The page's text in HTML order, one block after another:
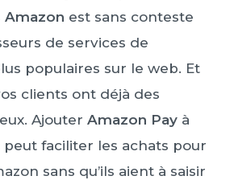
Amazon est sans conteste
de services de
populaires sur le web. Et
clients ont déjà des
Ajouter Amazon Payà
faciliter les achats pour
sans qu’ils aient à saisir